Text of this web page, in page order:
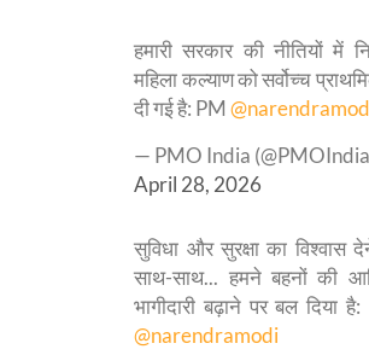
हमारी सरकार की नीतियों में
महिला कल्याण को सर्वोच्च
दी गई है: PM
— PMO India
April 28, 2026
सुविधा और सुरक्षा का विश्वास
साथ-साथ... हमने बहनों की
भागीदारी बढ़ाने पर बल दिया
@narendramodi